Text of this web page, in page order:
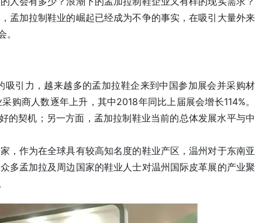
孟加拉制鞋业的崛起已经成为不争的事实，在吸引大量外来
引力，越来越多的孟加拉鞋企来到中国参加展会并采购材
商人数逐年上升，其中2018年同比上届展会增长114%。
的契机；另一方面，孟加拉制鞋业当前的总体发展水平与中
，作为在全球具有较高知名度的鞋业产区，温州对于东南亚
多孟加拉及周边国家的鞋业人士对温州国际皮革展的产业聚